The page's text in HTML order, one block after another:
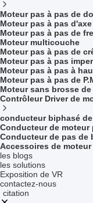
Moteur pas à pas de
Moteur pas à pas
Moteur pas à pas de
Moteur multicouche
Moteur pas à pas de
Moteur pas à pas
Moteur pas à pas à
Moteur pas à pas de
Moteur sans brosse de
Contrôleur Driver de
conducteur biphasé
Conducteur de moteur
Conducteur de pas de
Accessoires de moteur
les blogs
les solutions
Exposition de VR
contactez-nous
citation